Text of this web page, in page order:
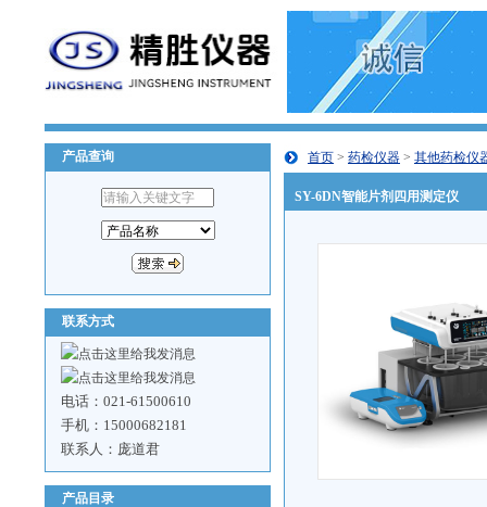
产品查询
联系方式
电话：021-61500610
手机：15000682181
联系人：庞道君
产品目录
首页 > 药检仪器 > 其他药检仪
SY-6DN智能片剂四用测定仪